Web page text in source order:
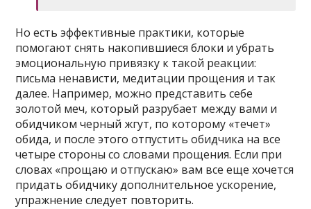
Но есть эффективные практики, которые
помогают снять накопившиеся блоки и убрать
эмоциональную привязку к такой реакции:
письма ненависти, медитации прощения и так
далее. Например, можно представить себе
золотой меч, который разрубает между вами и
обидчиком черный жгут, по которому «течет»
обида, и после этого отпустить обидчика на все
четыре стороны со словами прощения. Если при
словах «прощаю и отпускаю» вам все еще хочется
придать обидчику дополнительное ускорение,
упражнение следует повторить.